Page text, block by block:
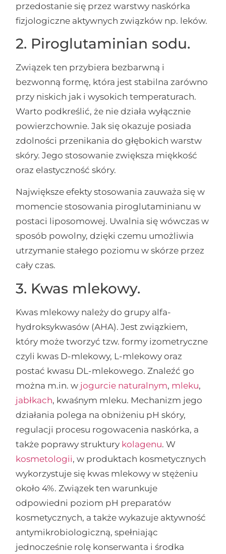
przedostanie się przez warstwy naskórka
fizjologiczne aktywnych związków np. leków.
2. Piroglutaminian sodu.
Związek ten przybiera bezbarwną i
bezwonną formę, która jest stabilna zarówno
przy niskich jak i wysokich temperaturach.
Warto podkreślić, że nie działa wyłącznie
powierzchownie. Jak się okazuje posiada
zdolności przenikania do głębokich warstw
skóry. Jego stosowanie zwiększa miękkość
oraz elastyczność skóry.
Największe efekty stosowania zauważa się w
momencie stosowania piroglutaminianu w
postaci liposomowej. Uwalnia się wówczas w
sposób powolny, dzięki czemu umożliwia
utrzymanie stałego poziomu w skórze przez
cały czas.
3. Kwas mlekowy.
Kwas mlekowy należy do grupy alfa-
hydroksykwasów (AHA). Jest związkiem,
który może tworzyć tzw. formy izometryczne
czyli kwas D-mlekowy, L-mlekowy oraz
postać kwasu DL-mlekowego. Znaleźć go
można m.in. w jogurcie naturalnym, mleku,
jabłkach, kwaśnym mleku. Mechanizm jego
działania polega na obniżeniu pH skóry,
regulacji procesu rogowacenia naskórka, a
także poprawy struktury kolagenu. W
kosmetologii, w produktach kosmetycznych
wykorzystuje się kwas mlekowy w stężeniu
około 4%. Związek ten warunkuje
odpowiedni poziom pH preparatów
kosmetycznych, a także wykazuje aktywność
antymikrobiologiczną, spełniając
jednocześnie rolę konserwanta i środka